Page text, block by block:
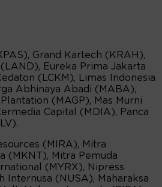
Grand Kartech (KRAH),
Eureka Prima Jakarta
(LCKM), Limas Indonesia
Abhinaya Abadi (MABA),
(MAGP), Mas Murni
Capital (MDIA), Panca
(MIRA), Mitra
(MKNT), Mitra Pemuda
(MYRX), Nipress
Internusa (NUSA), Maharaksa